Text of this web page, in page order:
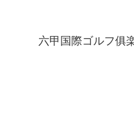
六甲国際ゴルフ俱